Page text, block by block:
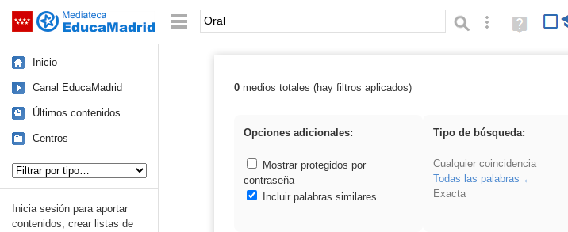
Saltar navegación Palabra o frase: Búsqueda avanzada
Ayuda
(en
Inicio
Canal EducaMadrid
Últimos contenidos
Centros
Inicia sesión para aportar
contenidos, crear listas de
Resultados de: Oral
0medios totales (hay filtros aplicados)
Opciones adicionales:
Mostrar protegidos por
contraseña
Incluir palabras similares
Tipo de búsqueda:
Cualquier coincidencia
Todas las palabras
Exacta